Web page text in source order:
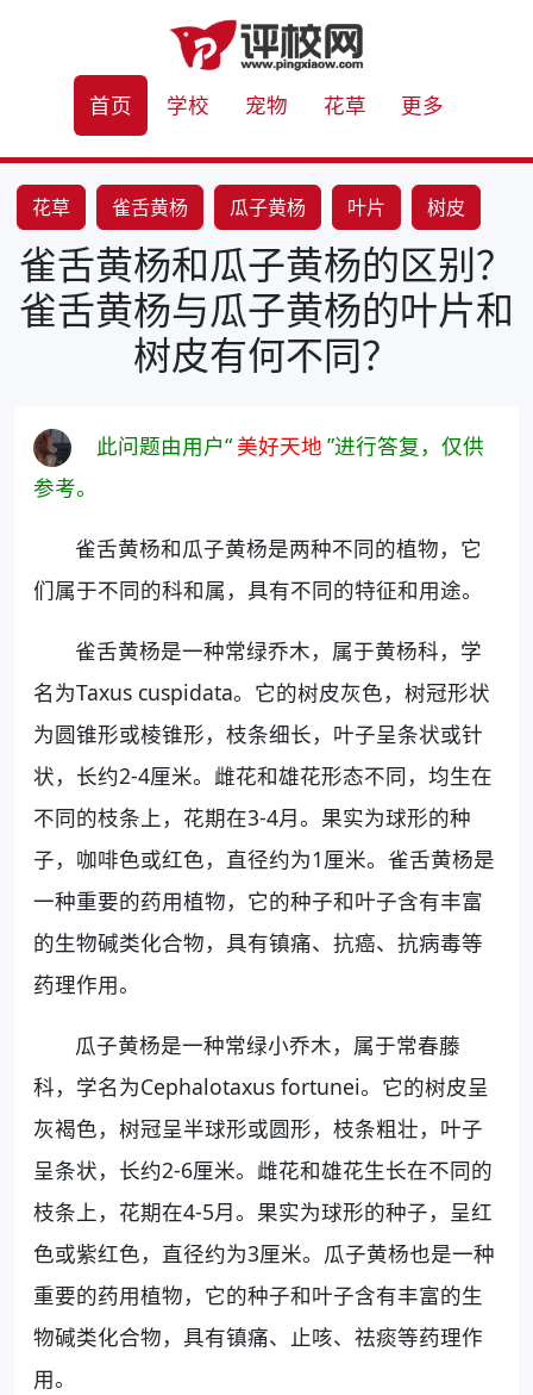
首页 学校 宠物 花草 更多
花草 雀舌黄杨 瓜子黄杨 叶片
树皮
形态特征
雀舌黄杨和瓜子黄杨的区别？
雀舌黄杨与瓜子黄杨的叶片和
树皮有何不同？
此问题由用户“ 美好天地 ”进行答复，仅供
参考。
雀舌黄杨和瓜子黄杨是两种不同的植物，它
们属于不同的科和属，具有不同的特征和用途。
雀舌黄杨是一种常绿乔木，属于黄杨科，学
名为Taxus cuspidata。它的树皮灰色，树冠形状
为圆锥形或棱锥形，枝条细长，叶子呈条状或针
状，长约2-4厘米。雌花和雄花形态不同，均生在
不同的枝条上，花期在3-4月。果实为球形的种
子，咖啡色或红色，直径约为1厘米。雀舌黄杨是
一种重要的药用植物，它的种子和叶子含有丰富
的生物碱类化合物，具有镇痛、抗癌、抗病毒等
药理作用。
瓜子黄杨是一种常绿小乔木，属于常春藤
科，学名为Cephalotaxus fortunei。它的树皮呈
灰褐色，树冠呈半球形或圆形，枝条粗壮，叶子
呈条状，长约2-6厘米。雌花和雄花生长在不同的
枝条上，花期在4-5月。果实为球形的种子，呈红
色或紫红色，直径约为3厘米。瓜子黄杨也是一种
重要的药用植物，它的种子和叶子含有丰富的生
物碱类化合物，具有镇痛、止咳、祛痰等药理作
用。